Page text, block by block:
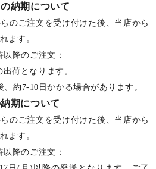
納期について
のご注文を受け付けた後、当店から
ます。
降のご注文：
荷となります。
約7-10日かかる場合があります。
期について
のご注文を受け付けた後、当店から
ます。
降のご注文：